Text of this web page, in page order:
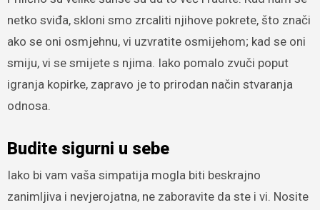
netko sviđa, skloni smo zrcaliti njihove pokrete, što znači
ako se oni osmjehnu, vi uzvratite osmijehom; kad se oni
smiju, vi se smijete s njima. Iako pomalo zvuči poput
igranja kopirke, zapravo je to prirodan način stvaranja
odnosa.
Budite sigurni u sebe
Iako bi vam vaša simpatija mogla biti beskrajno
zanimljiva i nevjerojatna, ne zaboravite da ste i vi. Nosite